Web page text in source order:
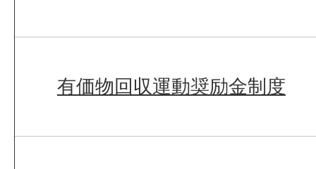
有価物回収運動奨励金制度